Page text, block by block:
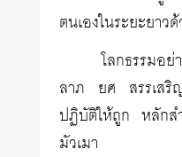
ตนเองในระยะยาว
โลกธรรมอ
ลาภ ยศ สรรเสริ
ปฏิบัติให้ถูก หลักส
มัวเมา